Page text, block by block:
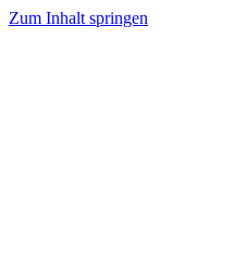
Zum Inhalt springen